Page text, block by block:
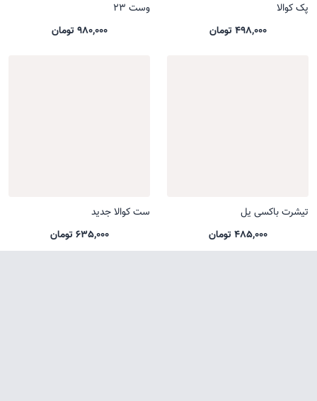
پک کوالا
498,000 تومان
وست 23
980,000 تومان
تیشرت باکسی یل
485,000 تومان
ست کوالا جدید
635,000 تومان